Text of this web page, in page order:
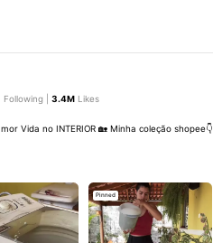
Following |3.4M Likes
Vida no INTERIOR 🏡 Minha coleção shopee👇
Pinned